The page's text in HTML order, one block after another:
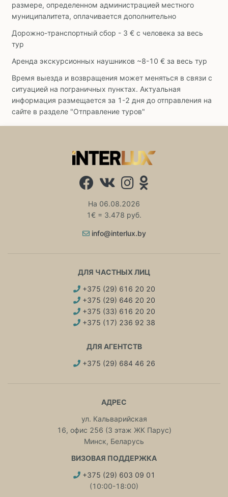
размере, определенном администрацией местного
муниципалитета, оплачивается дополнительно
Дорожно-транспортный сбор - 3 € с человека за весь
тур
Аренда экскурсионных наушников ~8-10 € за весь тур
Время выезда и возвращения может меняться в связи с
ситуацией на пограничных пунктах. Актуальная
информация размещается за 1-2 дня до отправления на
сайте в разделе "Отправление туров"
На 06.08.2026
1€ = 3.478 руб.
info@interlux.by
ДЛЯ ЧАСТНЫХ ЛИЦ
+375 (29) 616 20 20
+375 (29) 646 20 20
+375 (33) 616 20 20
+375 (17) 236 92 38
ДЛЯ АГЕНТСТВ
+375 (29) 684 46 26
АДРЕС
ул. Кальварийская
16, офис 256 (3 этаж ЖК Парус)
Минск, Беларусь
ВИЗОВАЯ ПОДДЕРЖКА
+375 (29) 603 09 01
(10:00-18:00)